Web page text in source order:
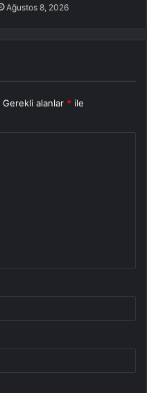
Ağustos 8, 2026
Gerekli alanlar * ile